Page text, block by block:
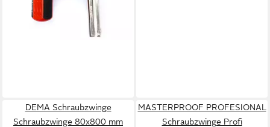
DEMA Schraubzwinge
Schraubzwinge 80x800 mm
MASTERPROOF PROFESIONAL
Schraubzwinge Profi